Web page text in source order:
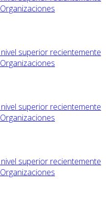
superior recientemente
superior recientemente
superior recientemente